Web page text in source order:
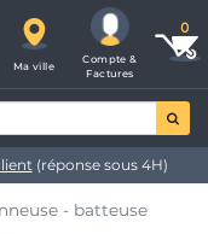
Ma ville
Compte &
Factures
(réponse sous 4H)
- batteuse